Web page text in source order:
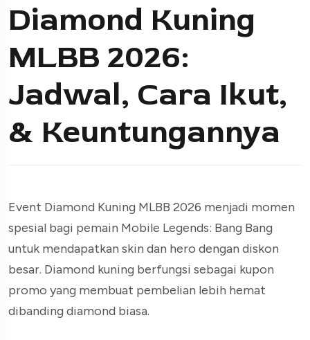
Diamond Kuning
MLBB 2026:
Jadwal, Cara Ikut,
& Keuntungannya
Event Diamond Kuning MLBB 2026 menjadi momen
spesial bagi pemain Mobile Legends: Bang Bang
untuk mendapatkan skin dan hero dengan diskon
besar. Diamond kuning berfungsi sebagai kupon
promo yang membuat pembelian lebih hemat
dibanding diamond biasa.